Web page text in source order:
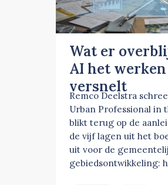
Wat er
AI het
versnelt
Remco Deelstra
Urban Professional in
blikt terug op de
de vijf lagen uit het
uit voor de
gebiedsontwikkeling: